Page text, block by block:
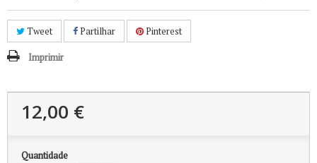
Tweet Partilhar Pinterest
Imprimir
12,00 €
Quantidade